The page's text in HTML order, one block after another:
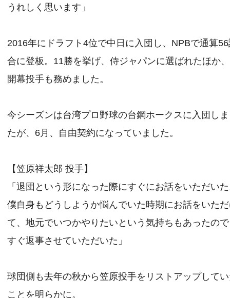
うれしく思います」
2016年にドラフト4位で中日に入団し、NPBで通算
合に登板。11勝を挙げ、侍ジャパンに選ばれたほか、
開幕投手も務めました。
今シーズンは台湾プロ野球の台鋼ホークスに入団し
たが、6月、自由契約になっていました。
【笠原祥太郎 投手】
「退団という形になった際にすぐにお話をいただい
僕自身もどうしようか悩んでいた時期にお話をいた
て、地元でいつかやりたいという気持ちもあったの
すぐ返事させていただいた」
球団側も去年の秋から笠原投手をリストアップして
ことを明らかに。